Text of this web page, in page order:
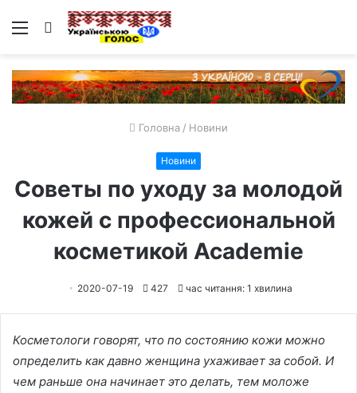
Меню Пошук
Головна / Новини
Новини
Советы по уходу за молодой
кожей с профессиональной
косметикой Academie
2020-07-19 427 час читання: 1 хвилина
Косметологи говорят, что по состоянию кожи можно
определить как давно женщина ухаживает за собой. И
чем раньше она начинает это делать, тем моложе